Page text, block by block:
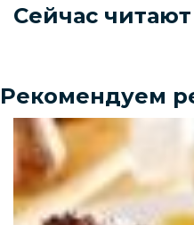
Сейчас читают
Рекомендуем